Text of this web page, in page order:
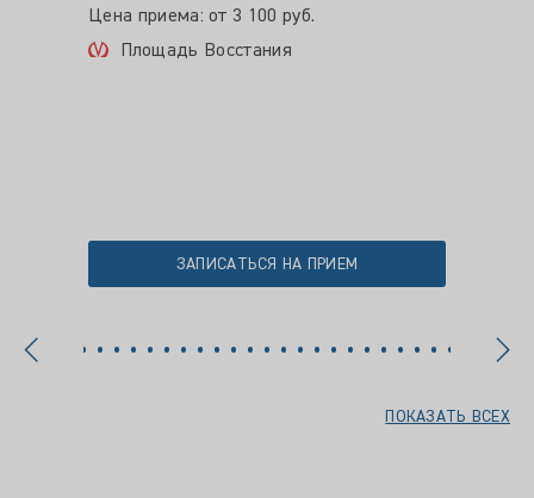
Цена приема: от 3 100 руб.
Площадь Восстания
ЗАПИСАТЬСЯ НА ПРИЕМ
ПОКАЗАТЬ ВСЕХ